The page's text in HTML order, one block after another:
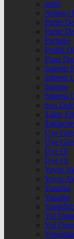
nnbil
Nöbetçi
Parite
Parite
Pariteler
Profili
Puan
Sample
Şifremi
Sinema
Sinema
Son
Takip
Üye
Üye
Üye Ol
Üye Ol
Yayın
Yayın
Yazarlar
Yazarlar
Yol
Yol